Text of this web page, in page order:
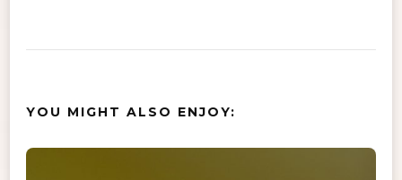
YOU MIGHT ALSO ENJOY: